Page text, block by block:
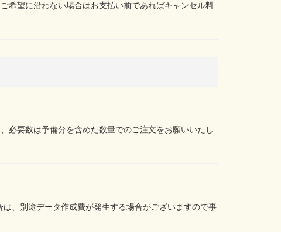
希望に沿わない場合はお支払い前であればキャンセル料
必要数は予備分を含めた数量でのご注文をお願いいたし
、別途データ作成費が発生する場合がございますので事